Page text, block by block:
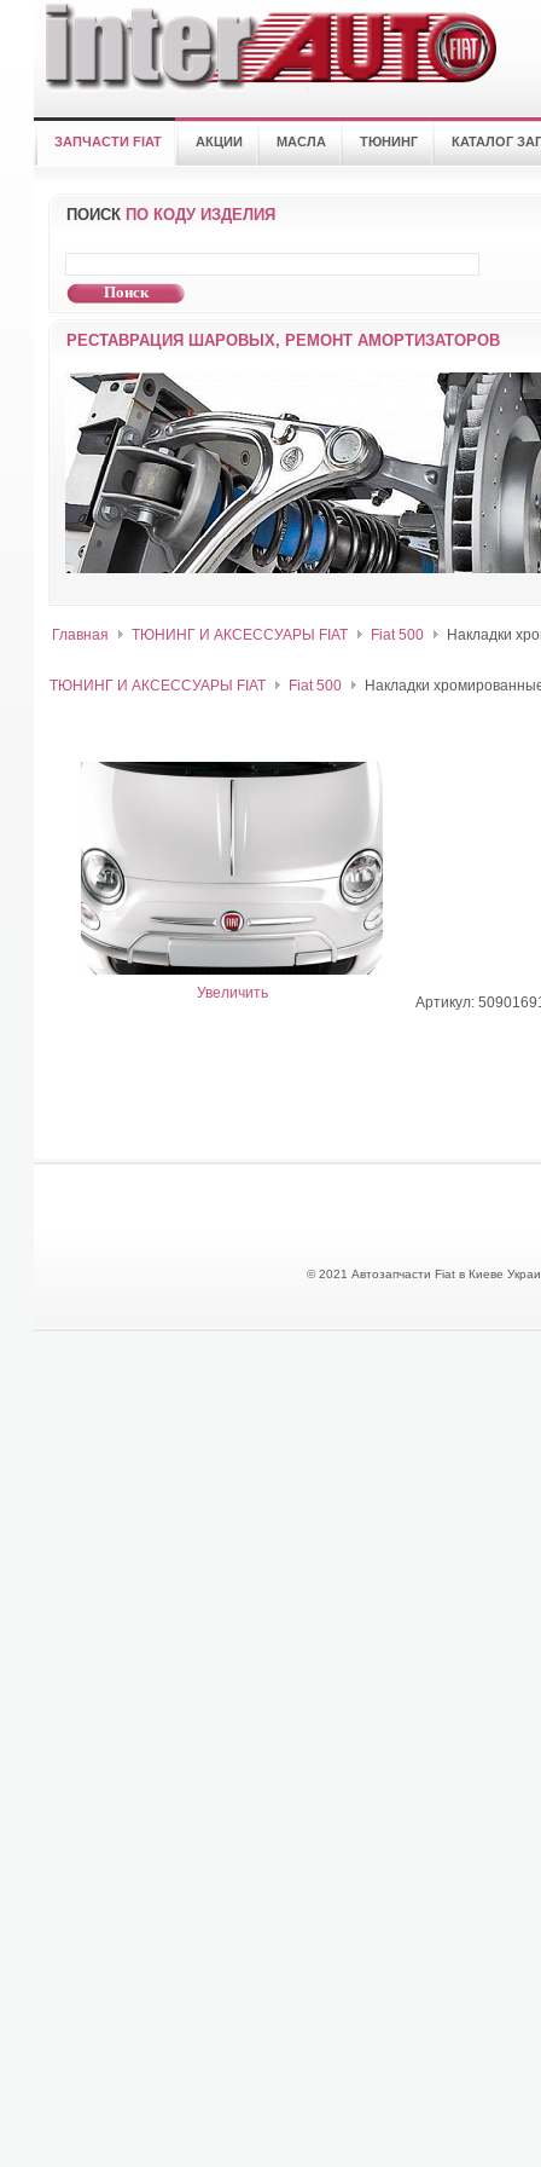
ЗАПЧАСТИ FIAT АКЦИИ МАСЛА ТЮНИНГ КАТАЛОГ
ПОИСК ПО КОДУ ИЗДЕЛИЯ
РЕСТАВРАЦИЯ ШАРОВЫХ, РЕМОНТ АМОРТИЗАТОРОВ
Главная ТЮНИНГ И АКСЕССУАРЫ FIAT Fiat 500 Накладки
ТЮНИНГ И АКСЕССУАРЫ FIAT Fiat 500 Накладки
Увеличить
Артикул:
© 2021 Автозапчасти Fiat в Киеве